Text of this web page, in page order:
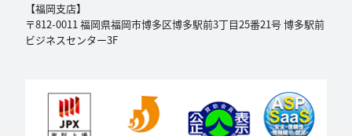
【福岡支店】
〒812-0011 福岡県福岡市博多区博多駅前3丁目25番21号 博多駅前
ビジネスセンター3F